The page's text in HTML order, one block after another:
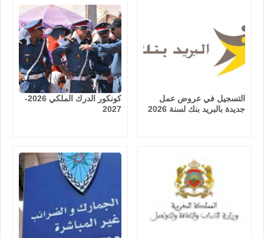
التسجيل في عروض عمل
جديدة بالبريد بنك لسنة 2026
كونكور الدرك الملكي 2026-
2027